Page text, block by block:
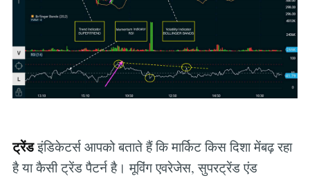
ट्रेंडइंडिकेटर्स आपको बताते हैं कि मार्किट किस दिशा मेंबढ़ रहा
है या कैसी ट्रेंड पैटर्न है। मूविंग एवरेजेस, सुपरट्रेंड एंड